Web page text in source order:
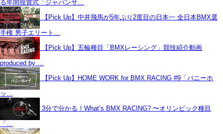
る年間授賞式「ジャパンサ…
【Pick Up】中井飛馬が5年ぶり2度目の日本一 全日本BMX選
手権 男子エリート…
【Pick Up】五輪種目「BMXレーシング」競技紹介動画
produced by …
【Pick Up】HOME WORK for BMX RACING #9「バニーホ
ッ…
3分で分かる！What’s BMX RACING? 〜オリンピック種目
「…